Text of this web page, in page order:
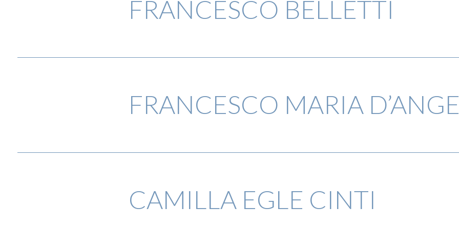
FRANCESCO BELLETTI
FRANCESCO MARIA
CAMILLA EGLE CINTI